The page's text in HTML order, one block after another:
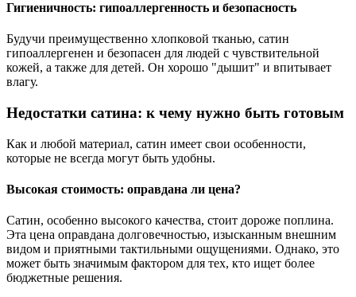
Гигиеничность: гипоаллергенность и безопасность
Будучи преимущественно хлопковой тканью, сатин
гипоаллергенен и безопасен для людей с чувствительной
кожей, а также для детей. Он хорошо "дышит" и впитывает
влагу.
Недостатки сатина: к чему нужно быть готовым
Как и любой материал, сатин имеет свои особенности,
которые не всегда могут быть удобны.
Высокая стоимость: оправдана ли цена?
Сатин, особенно высокого качества, стоит дороже поплина.
Эта цена оправдана долговечностью, изысканным внешним
видом и приятными тактильными ощущениями. Однако, это
может быть значимым фактором для тех, кто ищет более
бюджетные решения.